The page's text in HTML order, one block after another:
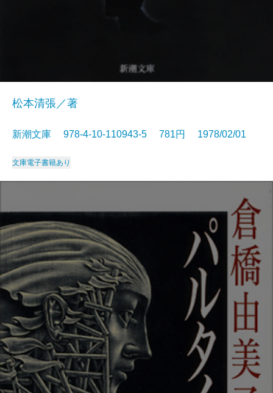
松本清張／著
新潮文庫 978-4-10-110943-5 781円 1978/02/01
文庫電子書籍あり